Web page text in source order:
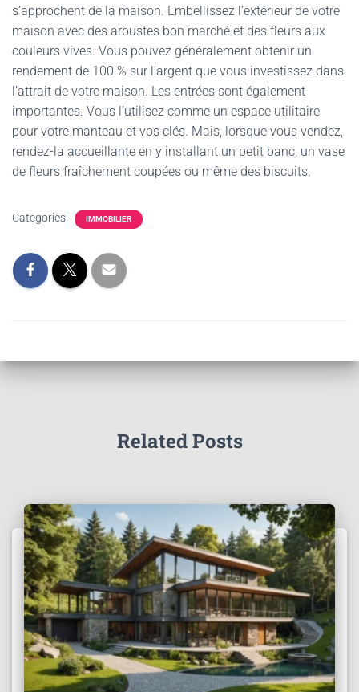
s’approchent de la maison. Embellissez l’extérieur de votre
maison avec des arbustes bon marché et des fleurs aux
couleurs vives. Vous pouvez généralement obtenir un
rendement de 100 % sur l’argent que vous investissez dans
l’attrait de votre maison. Les entrées sont également
importantes. Vous l’utilisez comme un espace utilitaire
pour votre manteau et vos clés. Mais, lorsque vous vendez,
rendez-la accueillante en y installant un petit banc, un vase
de fleurs fraîchement coupées ou même des biscuits.
Categories: IMMOBILIER
Related Posts